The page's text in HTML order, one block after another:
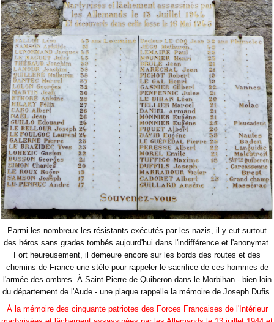
Parmi les nombreux les résistants exécutés par les nazis, il y eut surtout
des héros sans grades tombés aujourd'hui dans l'indifférence et l'anonymat.
Fort heureusement, il demeure encore sur les bords des routes et des
chemins de France une stèle pour rappeler le sacrifice de ces hommes de
l'armée des ombres. À Saint-Pierre de Quiberon dans le Morbihan - bien loin
du département de l'Aude - une plaque rappelle la mémoire de Joseph Dufis.
À la mémoire des cinquante patriotes des Forces Françaises de l'Intérieur